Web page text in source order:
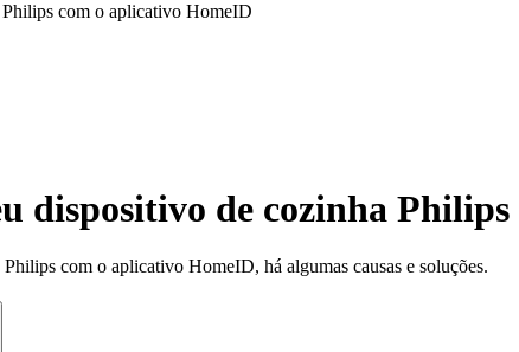
com o aplicativo HomeID
dispositivo de cozinha
com o aplicativo HomeID, há algumas causas e soluções.